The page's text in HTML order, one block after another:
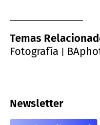
Temas
Fotografía
Newsletter